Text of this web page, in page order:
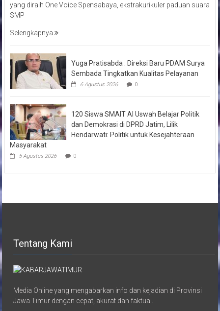
yang diraih One Voice Spensabaya, ekstrakurikuler paduan suara
SMP
Selengkapnya
Yuga Pratisabda : Direksi Baru PDAM Surya
Sembada Tingkatkan Kualitas Pelayanan
6 Agustus 2026 0
120 Siswa SMAIT Al Uswah Belajar Politik
dan Demokrasi di DPRD Jatim, Lilik
Hendarwati: Politik untuk Kesejahteraan
Masyarakat
5 Agustus 2026 0
Tentang Kami
Media Online yang mengabarkan info dan kejadian di Provinsi
Jawa Timur dengan cepat, akurat dan faktual.